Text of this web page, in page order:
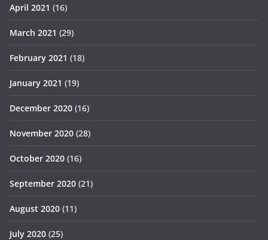
April 2021 (16)
March 2021 (29)
February 2021 (18)
January 2021 (19)
December 2020 (16)
November 2020 (28)
October 2020 (16)
September 2020 (21)
August 2020 (11)
July 2020 (25)